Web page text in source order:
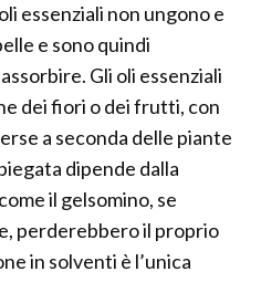
essenziali non ungono e
e sono quindi
Gli oli essenziali
dei fiori o dei frutti, con
a seconda delle piante
dipende dalla
il gelsomino, se
perderebbero il proprio
in solventi è l’unica